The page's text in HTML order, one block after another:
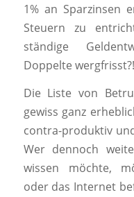
1% an Sparzinsen
Steuern zu
ständige
Doppelte wergfrisst?!
Die Liste von
gewiss ganz
contra-produktiv
Wer dennoch
wissen möchte,
oder das Internet